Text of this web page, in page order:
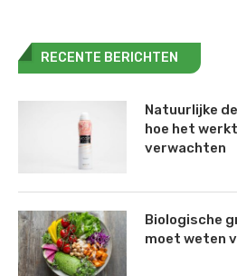
RECENTE BERICHTEN
Natuurlijke
hoe het
verwachten
Biologische
moet weten